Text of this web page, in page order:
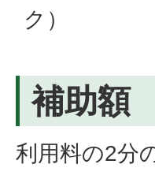
ク）
補助額
利用料の2分